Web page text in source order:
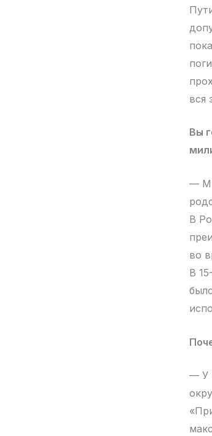
вся
Вы
—
В
во
В
— У